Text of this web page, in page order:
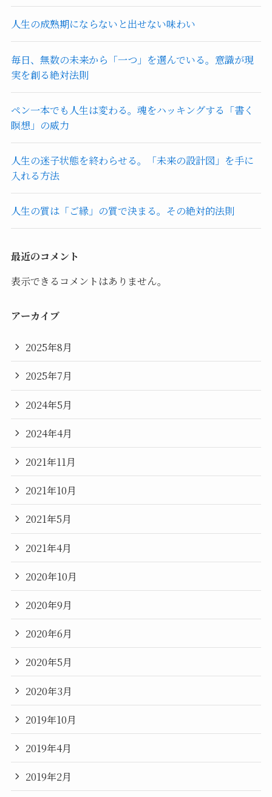
人生の成熟期にならないと出せない味わい
毎日、無数の未来から「一つ」を選んでいる。意識が現
実を創る絶対法則
ペン一本でも人生は変わる。魂をハッキングする「書く
瞑想」の威力
人生の迷子状態を終わらせる。「未来の設計図」を手に
入れる方法
人生の質は「ご縁」の質で決まる。その絶対的法則
最近のコメント
表示できるコメントはありません。
アーカイブ
2025年8月
2025年7月
2024年5月
2024年4月
2021年11月
2021年10月
2021年5月
2021年4月
2020年10月
2020年9月
2020年6月
2020年5月
2020年3月
2019年10月
2019年4月
2019年2月